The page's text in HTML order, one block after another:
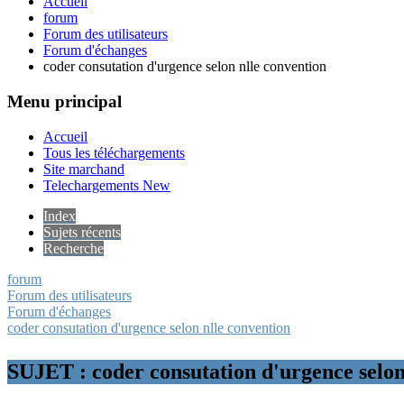
forum
Forum des utilisateurs
Forum d'échanges
coder consutation d'urgence selon nlle convention
Menu principal
Accueil
Tous les téléchargements
Site marchand
Telechargements New
Index
Sujets récents
Recherche
forum
Forum des utilisateurs
Forum d'échanges
coder consutation d'urgence selon nlle convention
SUJET : coder consutation d'urgence